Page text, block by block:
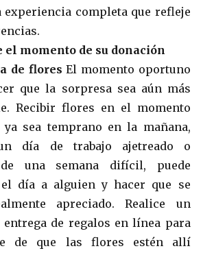
experiencia completa que refleje
el momento de su donación
de floresEl momento oportuno
que la sorpresa sea aún más
Recibir flores en el momento
ya sea temprano en la mañana,
día de trabajo ajetreado o
de una semana difícil, puede
día a alguien y hacer que se
apreciado. Realice un
entrega de regalos en línea para
de que las flores estén allí